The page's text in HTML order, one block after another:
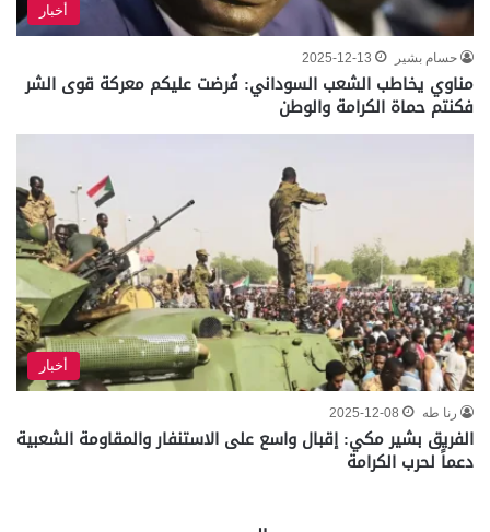
أخبار
حسام بشير 2025-12-13
مناوي يخاطب الشعب السوداني: فُرضت عليكم معركة قوى الشر
فكنتم حماة الكرامة والوطن
أخبار
رنا طه 2025-12-08
الفريق بشير مكي: إقبال واسع على الاستنفار والمقاومة الشعبية
دعماً لحرب الكرامة